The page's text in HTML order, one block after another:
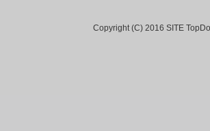
Copyright (C) 2016 SITE